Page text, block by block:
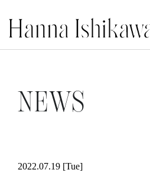
NEWS
2022.07.19 [Tue]